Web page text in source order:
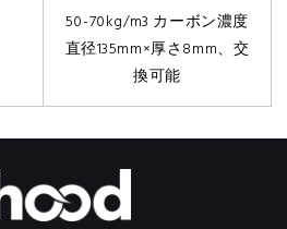
50-70kg/m3 カーボン濃度
直径135mm×厚さ8mm、交
換可能